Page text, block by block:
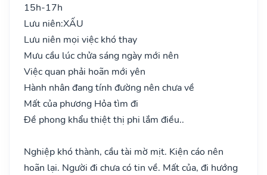
15h-17h
Lưu niên:XẤU
Lưu niên mọi việc khó thay
Mưu cầu lúc chửa sáng ngày mới nên
Việc quan phải hoãn mới yên
Hành nhân đang tính đường nên chưa về
Mất của phương Hỏa tìm đi
Đề phong khẩu thiệt thị phi lắm điều..
Nghiệp khó thành, cầu tài mờ mịt. Kiện cáo nên
hoãn lại. Người đi chưa có tin về. Mất của, đi hướng